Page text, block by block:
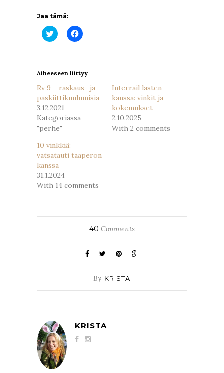
Jaa tämä:
Jaa
Twitterissä(Avautuu
Jaa
Facebookissa(Avautuu
Aiheeseen liittyy
Rv 9 – raskaus- ja
paskiittikuulumisia
3.12.2021
Kategoriassa
"perhe"
Interrail lasten
kanssa: vinkit ja
kokemukset
2.10.2025
With 2 comments
10 vinkkiä:
vatsatauti taaperon
kanssa
31.1.2024
With 14 comments
40 Comments
By KRISTA
KRISTA